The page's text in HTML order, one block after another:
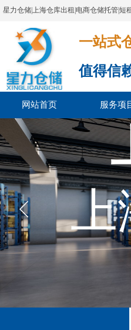
星力仓储|上海仓库出租|电商仓储托管|短
一站式
值得信
网站首页 服务项
上